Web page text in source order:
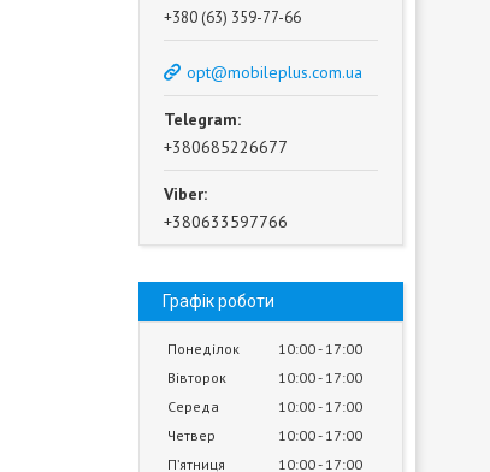
+380 (63) 359-77-66
opt@mobileplus.com.ua
+380685226677
+380633597766
Графік роботи
Понеділок 10:00 17:00
Вівторок
10:00 17:00
Середа
10:00 17:00
Четвер
10:00 17:00
Пʼятниця
10:00 17:00